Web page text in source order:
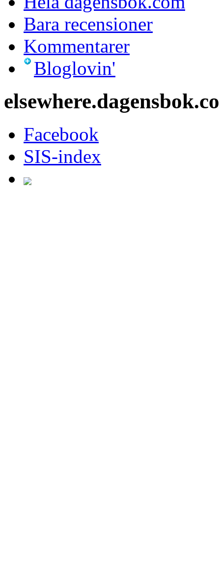
Bara recensioner
Kommentarer
Bloglovin'
Facebook
SIS-index